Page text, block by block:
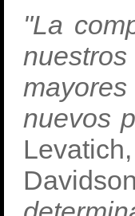
"La
nuevos